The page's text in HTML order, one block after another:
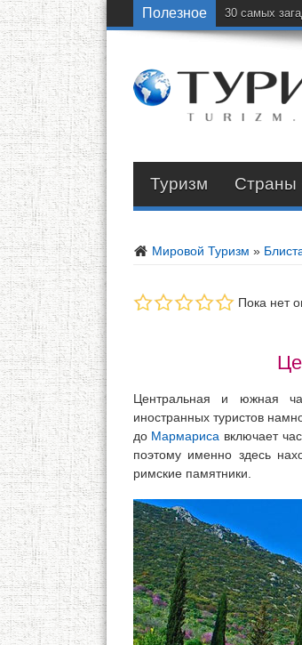
Полезное 30 самых
Туризм Страны
Мировой Туризм »
Пока нет
Центральная и южная
иностранных туристов
до Мармариса включает
поэтому именно здесь
римские памятники.